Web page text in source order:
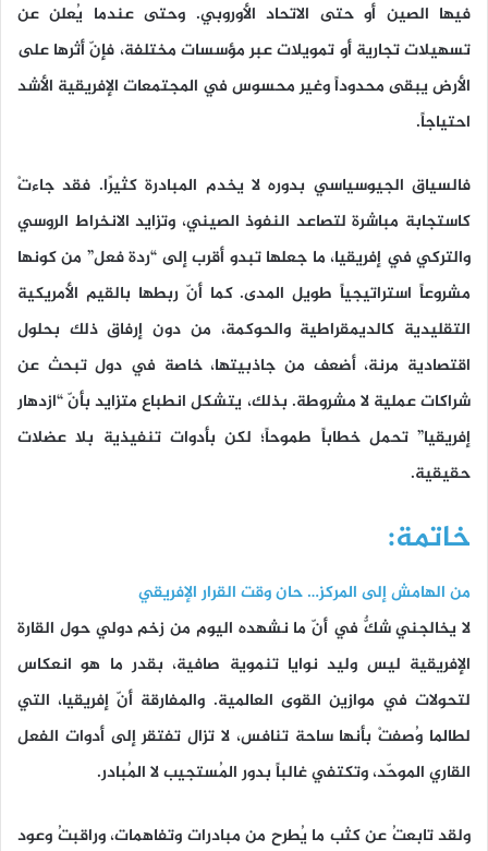
فيها الصين أو حتى الاتحاد الأوروبي. وحتى عندما يُعلن عن
تسهيلات تجارية أو تمويلات عبر مؤسسات مختلفة، فإنّ أثرها على
الأرض يبقى محدوداً وغير محسوس في المجتمعات الإفريقية الأشد
احتياجاً.
فالسياق الجيوسياسي بدوره لا يخدم المبادرة كثيرًا. فقد جاءتْ
كاستجابة مباشرة لتصاعد النفوذ الصيني، وتزايد الانخراط الروسي
والتركي في إفريقيا، ما جعلها تبدو أقرب إلى “ردة فعل” من كونها
مشروعاً استراتيجياً طويل المدى. كما أنّ ربطها بالقيم الأمريكية
التقليدية كالديمقراطية والحوكمة، من دون إرفاق ذلك بحلول
اقتصادية مرنة، أضعف من جاذبيتها، خاصة في دول تبحث عن
شراكات عملية لا مشروطة. بذلك، يتشكل انطباع متزايد بأنّ “ازدهار
إفريقيا” تحمل خطاباً طموحاً؛ لكن بأدوات تنفيذية بلا عضلات
حقيقية.
خاتمة:
من الهامش إلى المركز… حان وقت القرار الإفريقي
لا يخالجني شكٌّ في أنّ ما نشهده اليوم من زخم دولي حول القارة
الإفريقية ليس وليد نوايا تنموية صافية، بقدر ما هو انعكاس
لتحولات في موازين القوى العالمية. والمفارقة أنّ إفريقيا، التي
لطالما وُصفتْ بأنها ساحة تنافس، لا تزال تفتقر إلى أدوات الفعل
القاري الموحّد، وتكتفي غالباً بدور المُستجيب لا المُبادر.
ولقد تابعتُ عن كثب ما يُطرح من مبادرات وتفاهمات، وراقبتُ وعود